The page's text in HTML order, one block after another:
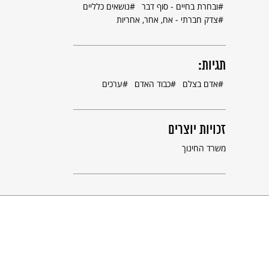
ובחרת בחיים - סוף דבר
נושאים כלליים
צדק חברתי - אח, אחר, אחריות
תגיות:
אדם בצלם כבוד האדם ערכים
זכויות יוצרים
משרד החינוך